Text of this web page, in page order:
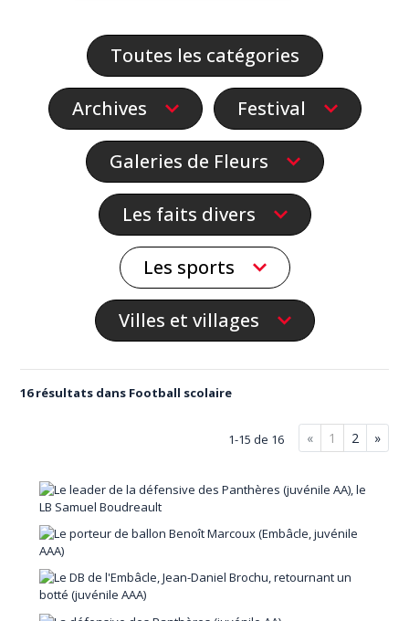
Toutes les catégories
Archives Festival
Galeries de Fleurs
Les faits divers
Les sports
Villes et villages
16 résultats dans Football scolaire
1-15 de 16 « 1 2 »